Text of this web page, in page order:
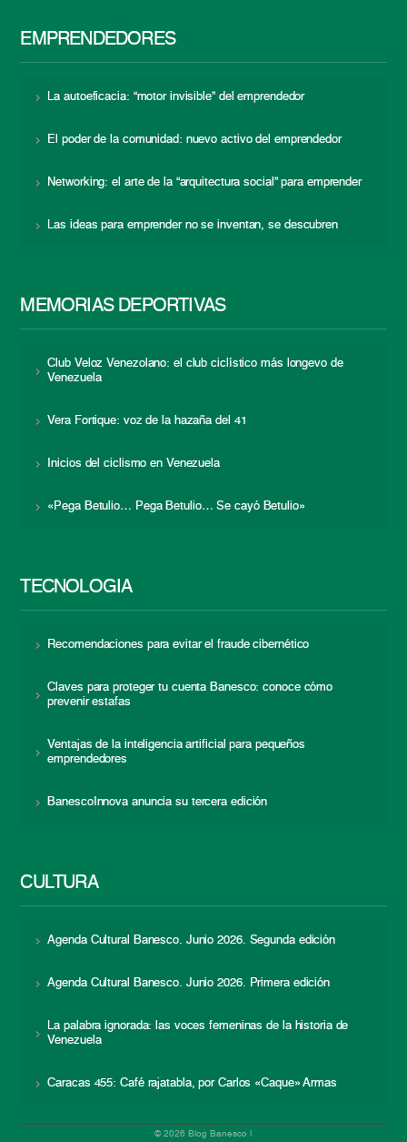
EMPRENDEDORES
La autoeficacia: “motor invisible” del emprendedor
El poder de la comunidad: nuevo activo del emprendedor
Networking: el arte de la “arquitectura social” para emprender
Las ideas para emprender no se inventan, se descubren
MEMORIAS DEPORTIVAS
Club Veloz Venezolano: el club ciclístico más longevo de
Venezuela
Vera Fortique: voz de la hazaña del 41
Inicios del ciclismo en Venezuela
«Pega Betulio… Pega Betulio… Se cayó Betulio»
TECNOLOGÍA
Recomendaciones para evitar el fraude cibernético
Claves para proteger tu cuenta Banesco: conoce cómo
prevenir estafas
Ventajas de la inteligencia artificial para pequeños
emprendedores
BanescoInnova anuncia su tercera edición
CULTURA
Agenda Cultural Banesco. Junio 2026. Segunda edición
Agenda Cultural Banesco. Junio 2026. Primera edición
La palabra ignorada: las voces femeninas de la historia de
Venezuela
Caracas 455: Café rajatabla, por Carlos «Caque» Armas
© 2026 Blog Banesco |